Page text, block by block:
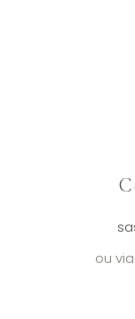
ou